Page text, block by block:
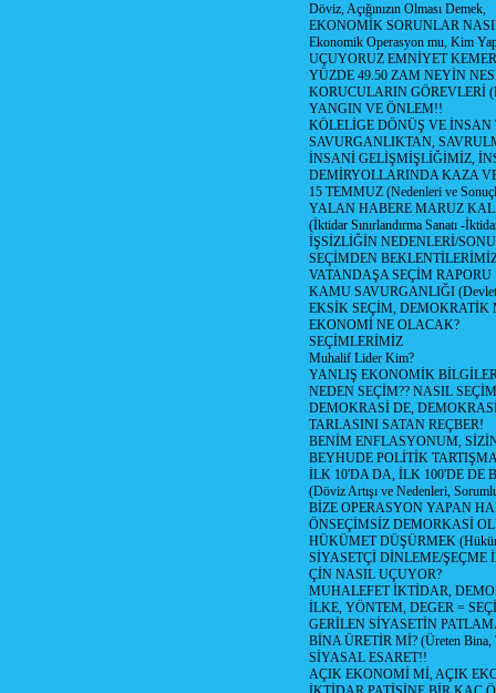
Döviz, Açığınızın Olması Demek,
EKONOMİK SORUNLAR
Ekonomik Operasyon mu, Kim
UÇUYORUZ EMNİYET
YÜZDE 49.50 ZAM NEYİN
KORUCULARIN GÖREVLERİ
YANGIN VE ÖNLEM!!
KÖLELİGE DÖNÜŞ VE İNSAN
SAVURGANLIKTAN,
İNSANİ GELİŞMİŞLİĞİMİZ,
DEMİRYOLLARINDA KAZA
15 TEMMUZ (Nedenleri ve
YALAN HABERE MARUZ
(İktidar Sınırlandırma Sanatı -
İŞSİZLİĞİN NEDENLERİ/
SEÇİMDEN
VATANDAŞA SEÇİM RAPORU
KAMU SAVURGANLIĞI (Devlet
EKSİK SEÇİM, DEMOKRATİK
EKONOMİ NE OLACAK?
SEÇİMLERİMİZ
Muhalif Lider Kim?
YANLIŞ EKONOMİK
NEDEN SEÇİM?? NASIL
DEMOKRASİ DE,
TARLASINI SATAN REÇBER!
BENİM ENFLASYONUM,
BEYHUDE POLİTİK
İLK 10'DA DA, İLK 100'DE DE
(Döviz Artışı ve Nedenleri,
BİZE OPERASYON YAPAN
ÖNSEÇİMSİZ DEMORKASİ
HÜKÜMET DÜŞÜRMEK
SİYASETÇİ DİNLEME/ŞEÇME
ÇİN NASIL UÇUYOR?
MUHALEFET İKTİDAR,
İLKE, YÖNTEM, DEGER =
GERİLEN SİYASETİN
BİNA ÜRETİR Mİ? (Üreten Bina,
SİYASAL ESARET!!
AÇIK EKONOMİ Mİ, AÇIK